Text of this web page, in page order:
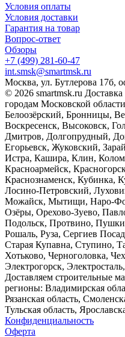
Условия оплаты
Условия доставки
Гарантия на товар
Вопрос-ответ
Обзоры
+7 (499) 281-60-47
int.smsk@smartmsk.ru
Москва, ул. Бутлерова 17б,
© 2026 smartmsk.ru
городам Московской
Белоозёрский, Бронницы,
Воскресенск, Высоковск,
Дмитров, Долгопрудный,
Егорьевск, Жуковский,
Истра, Кашира, Клин,
Красноармейск,
Краснознаменск, Кубинка,
Лосино-Петровский,
Можайск, Мытищи, Наро-
Озёры, Орехово-Зуево,
Подольск, Протвино,
Рошаль, Руза, Сергиев
Старая Купавна, Ступино,
Хотьково, Черноголовка,
Электрогорск,
Доставляем строительные
регионы: Владимирская
Рязанская область,
Тульская область,
Конфиденциальность
Оферта